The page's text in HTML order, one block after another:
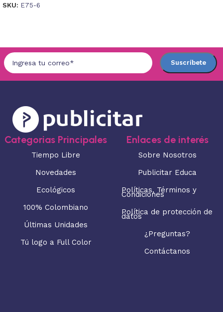
SKU: E75-6
Categorias Principales
Tiempo Libre
Novedades
Ecológicos
100% Colombiano
Últimas Unidades
Tú logo a Full Color
Enlaces de interés
Sobre Nosotros
Publicitar Educa
Políticas, Términos y
Condiciones
Política de protección de
datos
¿Preguntas?
Contáctanos